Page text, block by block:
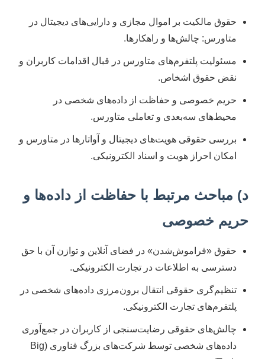
حقوق مالکیت بر اموال مجازی و دارایی‌های دیجیتال در
متاورس: چالش‌ها و راهکارها.
مسئولیت پلتفرم‌های متاورس در قبال اقدامات کاربران و
نقض حقوق اشخاص.
حریم خصوصی و حفاظت از داده‌های شخصی در
محیط‌های سه‌بعدی و تعاملی متاورس.
بررسی حقوقی هویت‌های دیجیتال و آواتارها در متاورس و
امکان احراز هویت و اسناد الکترونیکی.
د) مباحث مرتبط با حفاظت از داده‌ها و
حریم خصوصی
حقوق «فراموش‌شدن» در فضای آنلاین و توازن آن با حق
دسترسی به اطلاعات در تجارت الکترونیکی.
تنظیم‌گری حقوقی انتقال برون‌مرزی داده‌های شخصی در
پلتفرم‌های تجارت الکترونیکی.
چالش‌های حقوقی رضایت‌سنجی از کاربران در جمع‌آوری
داده‌های شخصی توسط شرکت‌های بزرگ فناوری (Big